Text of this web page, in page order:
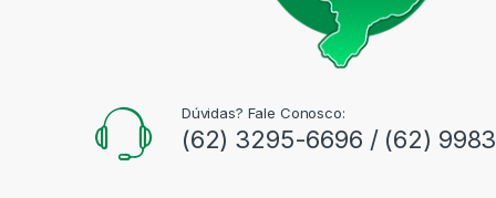
Dúvidas? Fale Conosco:
(62) 3295-6696 / (62)